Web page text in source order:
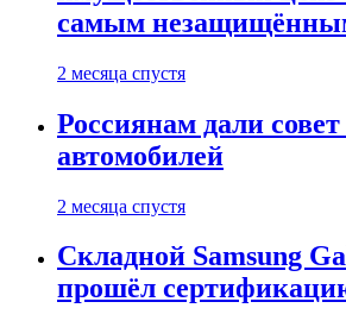
самым
2 месяца спустя
Россиянам дали
автомобилей
2 месяца спустя
Складной Samsung
прошёл